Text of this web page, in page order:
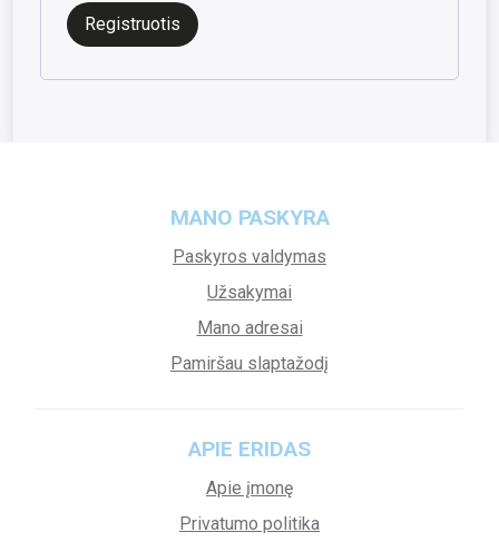
Registruotis
MANO PASKYRA
Paskyros valdymas
Užsakymai
Mano adresai
Pamiršau slaptažodį
APIE ERIDAS
Apie įmonę
Privatumo politika